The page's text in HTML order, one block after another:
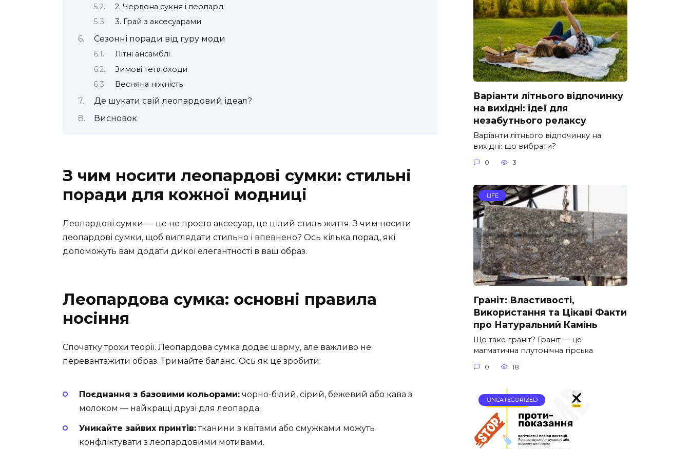
2. Червона сукня і леопард
3. Грай з аксесуарами
Сезонні поради від гуру моди
Літні ансамблі
Зимові теплоходи
Весняна ніжність
Де шукати свій леопардовий ідеал?
Висновок
З чим носити леопардові сумки: стильні
поради для кожної модниці
Леопардові сумки — це не просто аксесуар, це цілий стиль життя. З чим носити
леопардові сумки, щоб виглядати стильно і впевнено? Ось кілька порад, які
допоможуть вам додати дикої елегантності в ваш образ.
Леопардова сумка: основні правила
носіння
Спочатку трохи теорії. Леопардова сумка додає шарму, але важливо не
перевантажити образ. Тримайте баланс. Ось як це зробити:
Поєднання з базовими кольорами: чорно-білий, сірий, бежевий або кава з
молоком — найкращі друзі для леопарда.
Уникайте зайвих принтів:тканини з квітами або смужками можуть
конфліктувати з леопардовими мотивами.
Варіанти літнього відпочинку
на вихідні: ідеї для
незабутнього релаксу
Варіанти літнього відпочинку на
вихідні: що вибрати?
0 3
LIFE
Граніт: Властивості,
Використання та Цікаві Факти
про Натуральний Камінь
Що таке граніт? Граніт — це
магматична плутонічна гірська
0 18
UNCATEGORIZED